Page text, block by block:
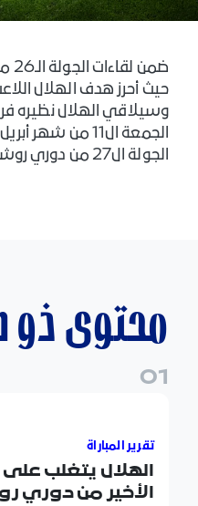
وسيلاقي الهلال نظيره
الجمعة ال11 من
الجولة ال27 من دوري روشن.
محتوى ذو
01
تقرير المباراة
الهلال يتغلب على
الأخير من دوري